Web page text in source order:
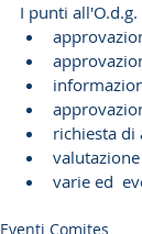
I punti
richiesta di
varie ed
Eventi Comites